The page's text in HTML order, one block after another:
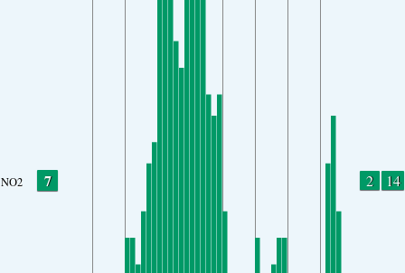
NO2 7 2 14